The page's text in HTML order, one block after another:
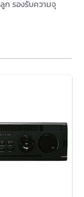
ก รองรับความจุ